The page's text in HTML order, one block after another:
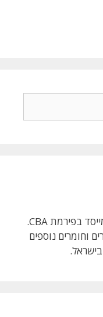
עורך הדין אילן שרקון הינו שותף-מייסד בפירמת CBA.
וחומרים נוספים